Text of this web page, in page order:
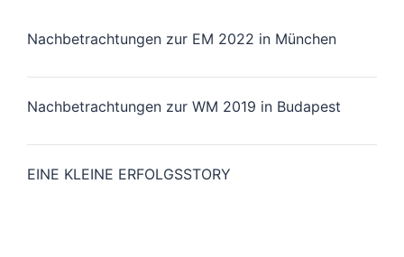
Nachbetrachtungen zur EM 2022 in München
Nachbetrachtungen zur WM 2019 in Budapest
EINE KLEINE ERFOLGSSTORY